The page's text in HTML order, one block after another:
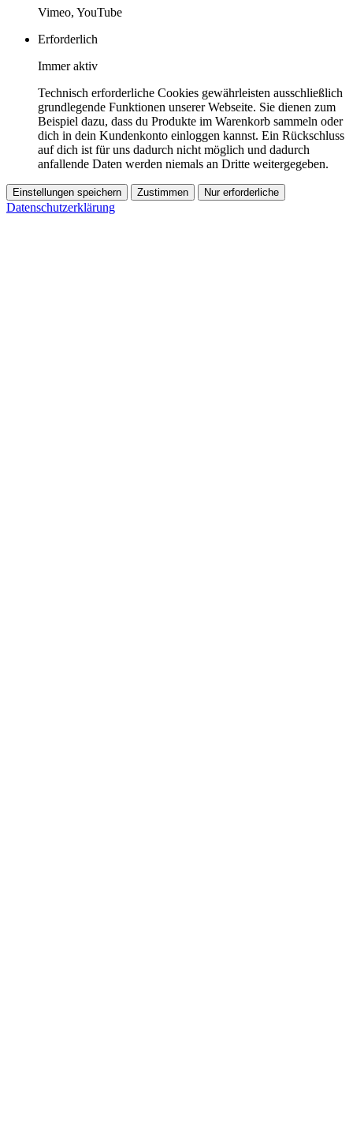
Vimeo, YouTube
Erforderlich
Immer aktiv
Technisch erforderliche Cookies gewährleisten ausschließlich
grundlegende Funktionen unserer Webseite. Sie dienen zum
Beispiel dazu, dass du Produkte im Warenkorb sammeln oder
dich in dein Kundenkonto einloggen kannst. Ein Rückschluss
auf dich ist für uns dadurch nicht möglich und dadurch
anfallende Daten werden niemals an Dritte weitergegeben.
Einstellungen speichern Zustimmen Nur erforderliche
Datenschutzerklärung